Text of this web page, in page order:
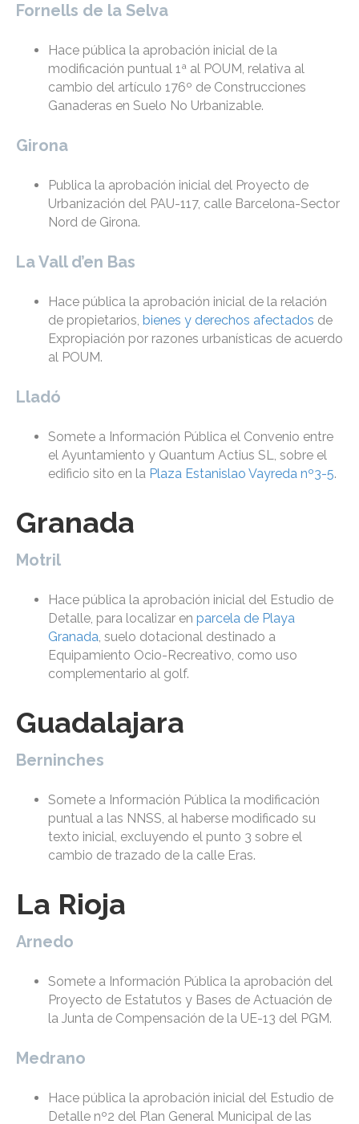
Fornells de la Selva
Hace pública la aprobación inicial de la
modificación puntual 1ª al POUM, relativa al
cambio del artículo 176º de Construcciones
Ganaderas en Suelo No Urbanizable.
Girona
Publica la aprobación inicial del Proyecto de
Urbanización del PAU-117, calle Barcelona-Sector
Nord de Girona.
La Vall d’en Bas
Hace pública la aprobación inicial de la relación
de propietarios, bienes y derechos afectados de
Expropiación por razones urbanísticas de acuerdo
al POUM.
Lladó
Somete a Información Pública el Convenio entre
el Ayuntamiento y Quantum Actius SL, sobre el
edificio sito en la Plaza Estanislao Vayreda nº3-5.
Granada
Motril
Hace pública la aprobación inicial del Estudio de
Detalle, para localizar en parcela de Playa
Granada, suelo dotacional destinado a
Equipamiento Ocio-Recreativo, como uso
complementario al golf.
Guadalajara
Berninches
Somete a Información Pública la modificación
puntual a las NNSS, al haberse modificado su
texto inicial, excluyendo el punto 3 sobre el
cambio de trazado de la calle Eras.
La Rioja
Arnedo
Somete a Información Pública la aprobación del
Proyecto de Estatutos y Bases de Actuación de
la Junta de Compensación de la UE-13 del PGM.
Medrano
Hace pública la aprobación inicial del Estudio de
Detalle nº2 del Plan General Municipal de las